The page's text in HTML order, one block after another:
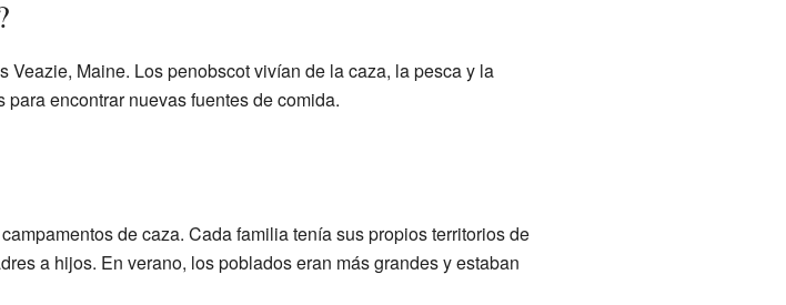
Maine. Los penobscot vivían de la caza, la pesca y la
encontrar nuevas fuentes de comida.
de caza. Cada familia tenía sus propios territorios de
a hijos. En verano, los poblados eran más grandes y estaban